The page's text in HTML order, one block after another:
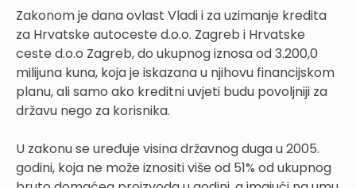
Zakonom je dana ovlast Vladi i za uzimanje kredita
za Hrvatske autoceste d.o.o. Zagreb i Hrvatske
ceste d.o.o Zagreb, do ukupnog iznosa od 3.200,0
milijuna kuna, koja je iskazana u njihovu financijskom
planu, ali samo ako kreditni uvjeti budu povoljniji za
državu nego za korisnika.
U zakonu se uređuje visina državnog duga u 2005.
godini, koja ne može iznositi više od 51% od ukupnog